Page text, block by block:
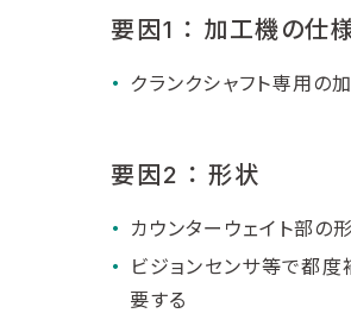
要因1 ： 加工機の仕
クランクシャフト専用の
要因2 ： 形状
カウンターウェイト部の
ビジョンセンサ等で都度
要する